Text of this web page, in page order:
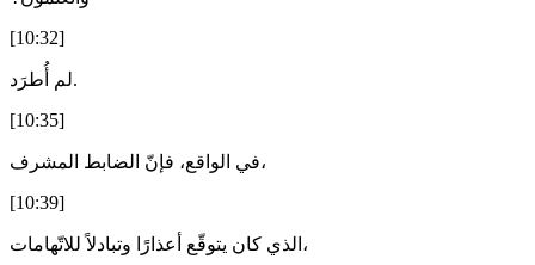
[10:32]
لم أُطرَد.
[10:35]
في الواقع، فإنّ الضابط المشرف،
[10:39]
الذي كان يتوقّع أعذارًا وتبادلاً للاتّهامات،